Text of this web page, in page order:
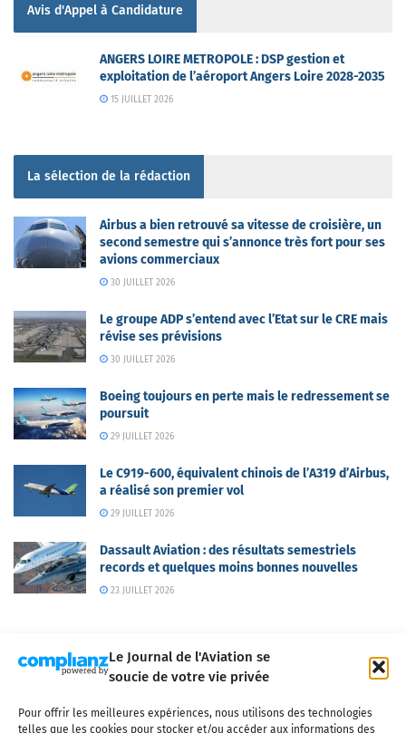
Le Journal de l'Aviation se
soucie de votre vie privée
Pour offrir les meilleures expériences, nous utilisons des technologies
telles que les cookies pour stocker et/ou accéder aux informations des
Avis d'Appel à Candidature
ANGERS LOIRE METROPOLE : DSP gestion et
exploitation de l’aéroport Angers Loire 2028-2035
15 JUILLET 2026
La sélection de la rédaction
Airbus a bien retrouvé sa vitesse de croisière, un
second semestre qui s’annonce très fort pour ses
avions commerciaux
30 JUILLET 2026
Le groupe ADP s’entend avec l’Etat sur le CRE mais
révise ses prévisions
30 JUILLET 2026
Boeing toujours en perte mais le redressement se
poursuit
29 JUILLET 2026
Le C919-600, équivalent chinois de l’A319 d’Airbus,
a réalisé son premier vol
29 JUILLET 2026
Dassault Aviation : des résultats semestriels
records et quelques moins bonnes nouvelles
23 JUILLET 2026
Qui sommes-nous ? Nous contacter
Partenaires